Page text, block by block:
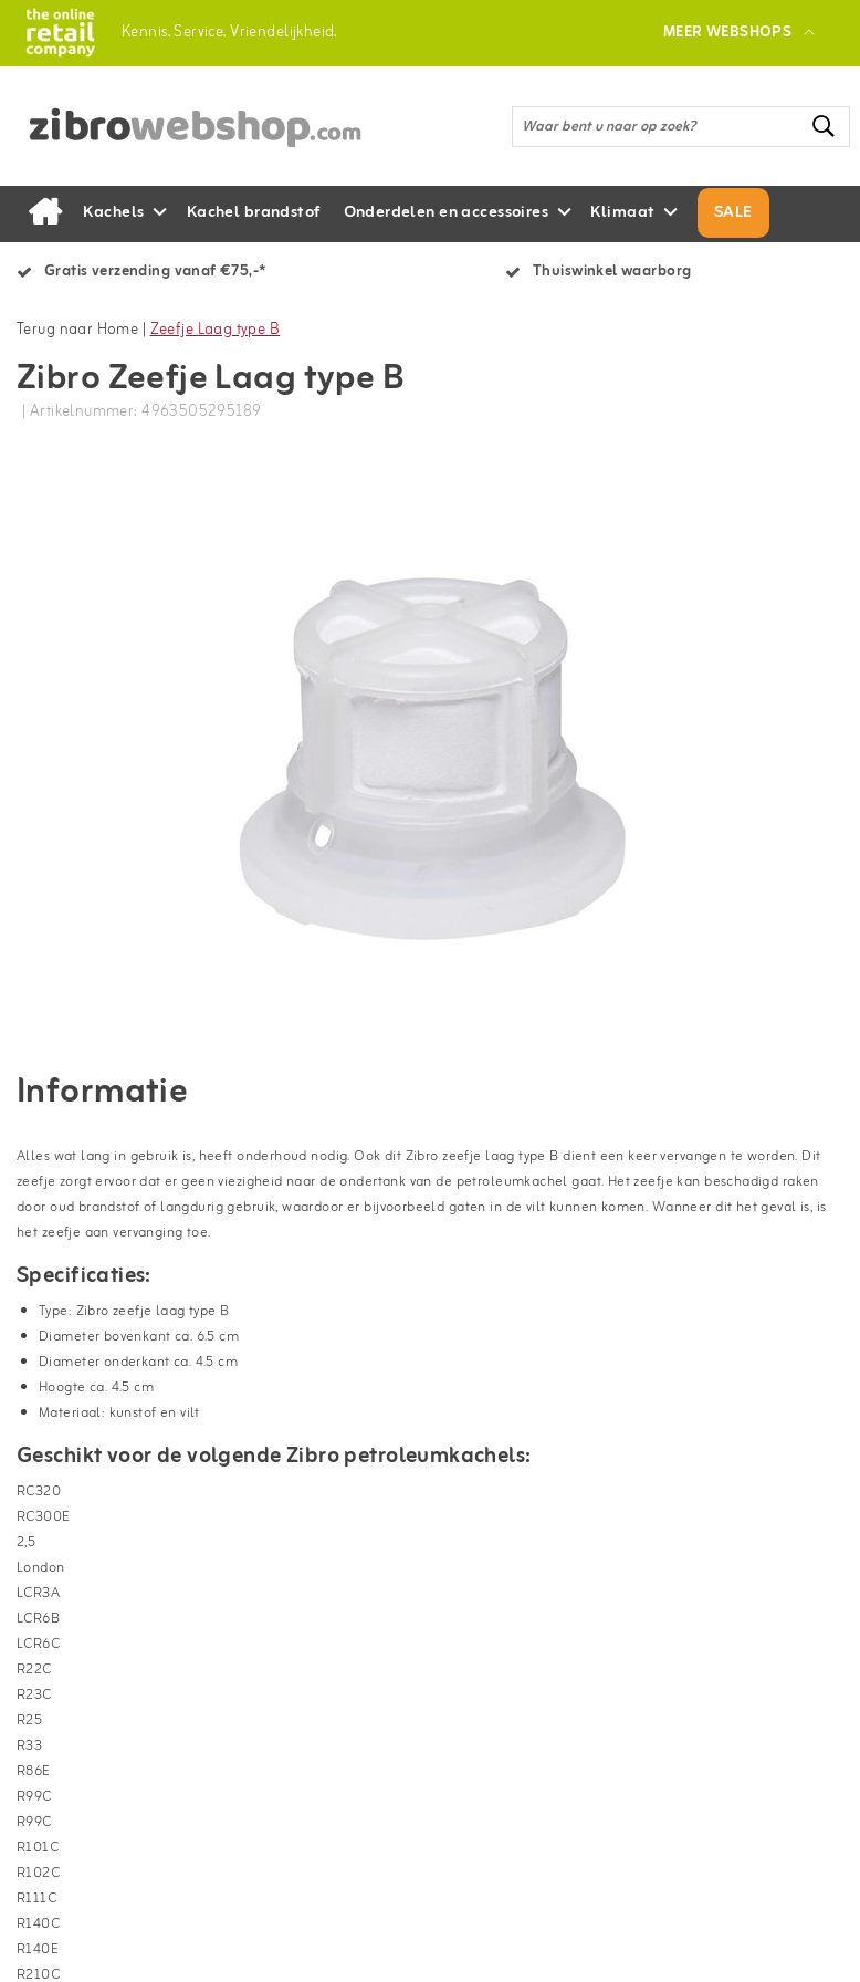
Kennis.Service.Vriendelijkheid. MEER WEBSHOPS
Kachels Kachel brandstof Onderdelen en accessoires Klimaat SALE
Gratis verzending vanaf €75,-* Thuiswinkel waarborg
Terug naar Home |Zeefje Laag type B
Zibro Zeefje Laag type B
| Artikelnummer: 4963505295189
Informatie
Alles wat lang in gebruik is, heeft onderhoud nodig. Ook dit Zibro zeefje laag type B dient een keer vervangen te worden. Dit
zeefje zorgt ervoor dat er geen viezigheid naar de ondertank van de petroleumkachel gaat. Het zeefje kan beschadigd raken
door oud brandstof of langdurig gebruik, waardoor er bijvoorbeeld gaten in de vilt kunnen komen. Wanneer dit het geval is, is
het zeefje aan vervanging toe.
Specificaties:
Type: Zibro zeefje laag type B
Diameter bovenkant ca. 6.5 cm
Diameter onderkant ca. 4.5 cm
Hoogte ca. 4.5 cm
Materiaal: kunstof en vilt
Geschikt voor de volgende Zibro petroleumkachels:
RC320
RC300E
2,5
London
LCR3A
LCR6B
LCR6C
R22C
R23C
R25
R33
R86E
R99C
R99C
R101C
R102C
R111C
R140C
R140E
R210C